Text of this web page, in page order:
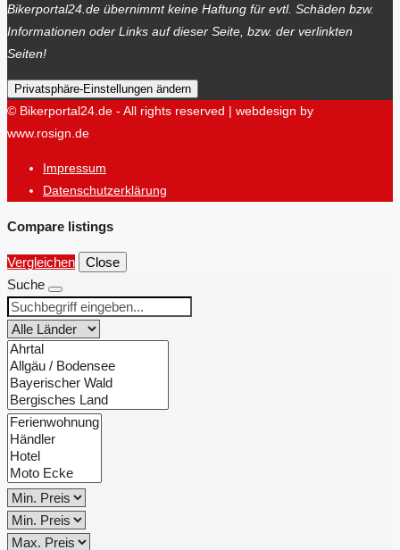
Bikerportal24.de übernimmt keine Haftung für evtl. Schäden bzw.
Informationen oder Links auf dieser Seite, bzw. der verlinkten
Seiten!
Privatsphäre-Einstellungen ändern
© Bikerportal24.de - All rights reserved | webdesign by
www.rosign.de
Impressum
Datenschutzerklärung
Compare listings
Vergleichen
Close
Suche